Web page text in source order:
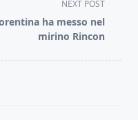
NEXT POST
ha messo nel
mirino Rincon